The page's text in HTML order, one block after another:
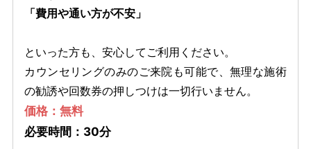
「費用や通い方が不安」
といった方も、安心してご利用ください。
カウンセリングのみのご来院も可能で、無理な施術
の勧誘や回数券の押しつけは一切行いません。
価格：無料
必要時間：30分